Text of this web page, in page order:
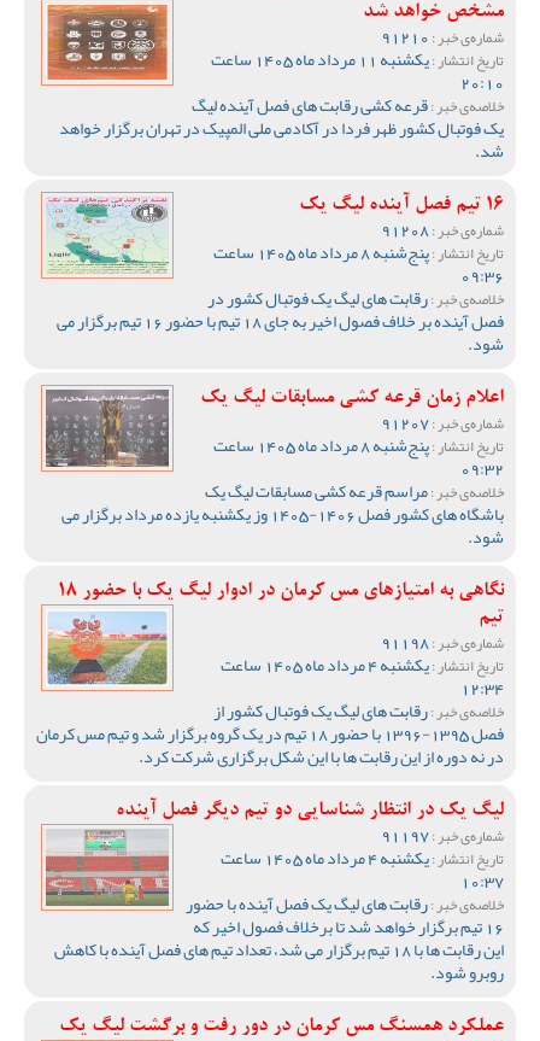
مشخص خواهد شد
شماره‌ی خبر :
تاریخ انتشار : یکشنبه 11 مرداد ماه 1405 ساعت
20:10
خلاصه‌ی خبر :قرعه کشی رقابت های فصل آینده لیگ
یک فوتبال کشور ظهر فردا در آکادمی ملی المپیک در تهران برگزار خواهد
شد.
16 تیم فصل آینده لیگ یک
شماره‌ی خبر :
تاریخ انتشار : پنج‌شنبه 8 مرداد ماه 1405 ساعت
09:36
خلاصه‌ی خبر :رقابت های لیگ یک فوتبال کشور در
فصل آینده بر خلاف فصول اخیر به جای 18 تیم با حضور 16 تیم برگزار می
شود.
اعلام زمان قرعه کشی مسابقات لیگ یک
شماره‌ی خبر :
تاریخ انتشار : پنج‌شنبه 8 مرداد ماه 1405 ساعت
09:32
خلاصه‌ی خبر :مراسم قرعه کشی مسابقات لیگ یک
باشگاه های کشور فصل 1406-1405 وز یکشنبه یازده مرداد برگزار می
شود.
نگاهی به امتیازهای مس کرمان در ادوار لیگ یک با حضور 18
تیم
شماره‌ی خبر :
تاریخ انتشار : یکشنبه 4 مرداد ماه 1405 ساعت
12:34
خلاصه‌ی خبر :رقابت های لیگ یک فوتبال کشور از
فصل 1395-1396 با حضور 18 تیم در یک گروه برگزار شد و تیم مس کرمان
در نه دوره از این رقابت ها با این شکل برگزاری شرکت کرد.
لیگ یک در انتظار شناسایی دو تیم دیگر فصل آینده
شماره‌ی خبر :
تاریخ انتشار : یکشنبه 4 مرداد ماه 1405 ساعت
10:37
خلاصه‌ی خبر :رقابت های لیگ یک فصل آینده با حضور
16 تیم برگزار خواهد شد تا برخلاف فصول اخیر که
این رقابت ها با 18 تیم برگزار می شد، تعداد تیم های فصل آینده با کاهش
روبرو شود.
عملکرد همسنگ مس کرمان در دور رفت و برگشت لیگ یک